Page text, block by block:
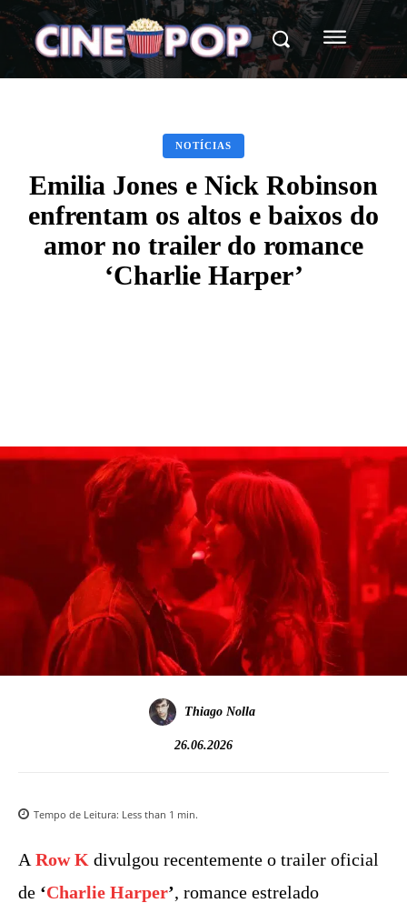
NOTÍCIAS
Emilia Jones e Nick Robinson
enfrentam os altos e baixos do
amor no trailer do romance
‘Charlie Harper’
Thiago Nolla
26.06.2026
Tempo de Leitura: Less than 1 min.
A Row K divulgou recentemente o trailer oficial
de ‘Charlie Harper’, romance estrelado